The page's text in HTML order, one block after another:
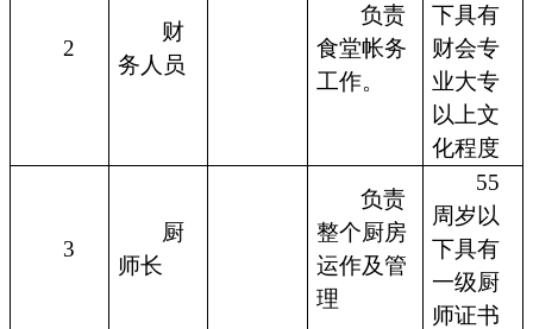
2
财
务人员
负责
食堂帐务
工作。
下具有
财会专
业大专
以上文
化程度
3
厨
师长
负责
整个厨房
运作及管
理
55
周岁以
下具有
一级厨
师证书